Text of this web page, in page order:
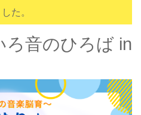
た。
ろ音のひろば in